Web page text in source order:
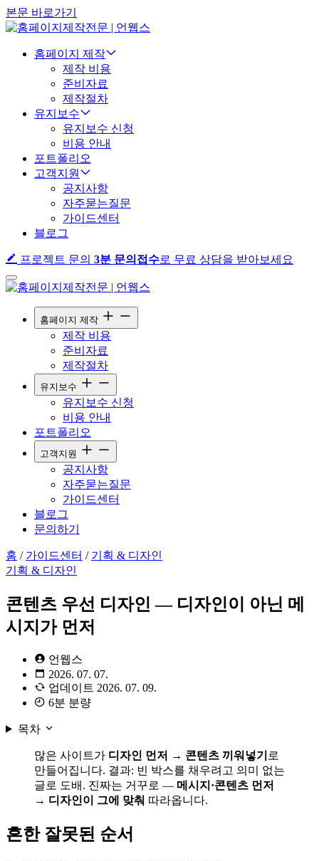
본문 바로가기
홈페이지 제작
제작 비용
준비자료
제작절차
유지보수
유지보수 신청
비용 안내
포트폴리오
고객지원
공지사항
자주묻는질문
가이드센터
블로그
프로젝트 문의 3분 문의접수로 무료 상담을 받아보세요
홈페이지 제작
제작 비용
준비자료
제작절차
유지보수
유지보수 신청
비용 안내
포트폴리오
고객지원
공지사항
자주묻는질문
가이드센터
블로그
문의하기
홈 / 가이드센터 / 기획 & 디자인
기획 & 디자인
콘텐츠 우선 디자인 — 디자인이 아닌 메
시지가 먼저
언웹스
2026. 07. 07.
업데이트 2026. 07. 09.
6분 분량
목차
많은 사이트가 디자인 먼저 → 콘텐츠 끼워넣기 로
만들어집니다. 결과: 빈 박스를 채우려고 의미 없는
글로 도배. 진짜는 거꾸로 — 메시지·콘텐츠 먼저
→ 디자인이 그에 맞춰 따라옵니다.
흔한 잘못된 순서